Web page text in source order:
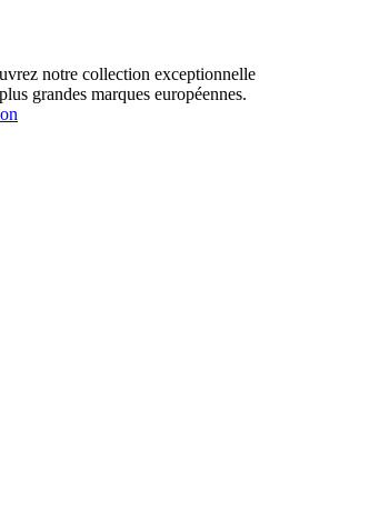
notre collection exceptionnelle
grandes marques européennes.